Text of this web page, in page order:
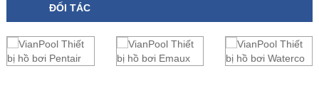
ĐỐI TÁC